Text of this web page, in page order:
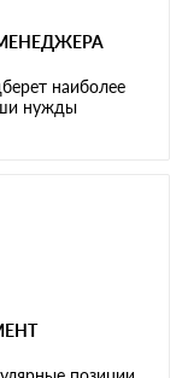
наиболее
нужды